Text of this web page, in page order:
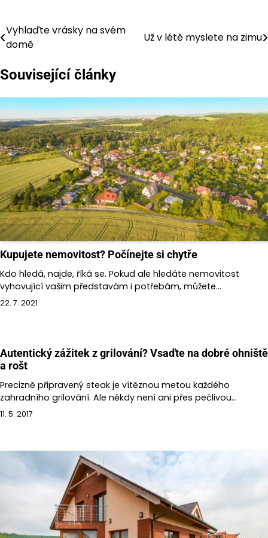
Navigace
příspěvek
Vyhlaďte vrásky na svém
domě
Už v létě myslete na zimu
Související články
Kupujete nemovitost? Počínejte si chytře
Kdo hledá, najde, říká se. Pokud ale hledáte nemovitost
vyhovující vašim představám i potřebám, můžete…
22. 7. 2021
Autentický zážitek z grilování? Vsaďte na dobré ohniště
a rošt
Precizně připravený steak je vítěznou metou každého
zahradního grilování. Ale někdy není ani přes pečlivou…
11. 5. 2017